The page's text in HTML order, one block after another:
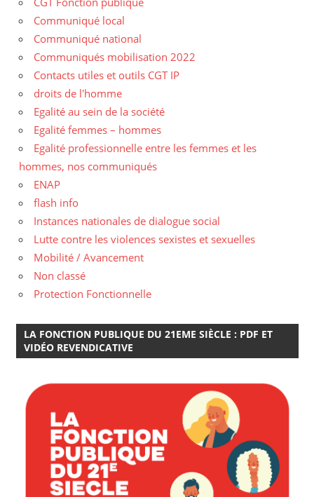
Communiqué local
Communiqué national
Communiqués mobilisation 2022
Contacts utiles et outils CGT IP
droits de l'homme
Egalité au sein de la société
Egalité femmes – hommes
Egalité professionnelle entre les femmes et les
hommes, nos communiqués
ENAP
flash info
Instances nationales de dialogue social
Lutte contre les violences sexistes et sexuelles
Mobilité / Avancement
Non classé
Protection Fonctionnelle
LA FONCTION PUBLIQUE DU 21EME SIÈCLE : PDF ET
VIDÉO REVENDICATIVE